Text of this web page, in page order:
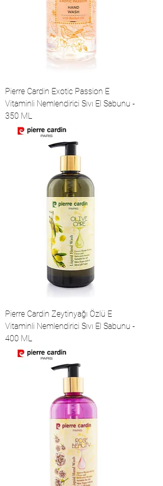
Pierre Cardin Exotic Passion E
Vitaminli Nemlendirici Sıvı El Sabunu -
350 ML
Pierre Cardin Zeytinyağı Özlü E
Vitaminli Nemlendirici Sıvı El Sabunu -
400 ML